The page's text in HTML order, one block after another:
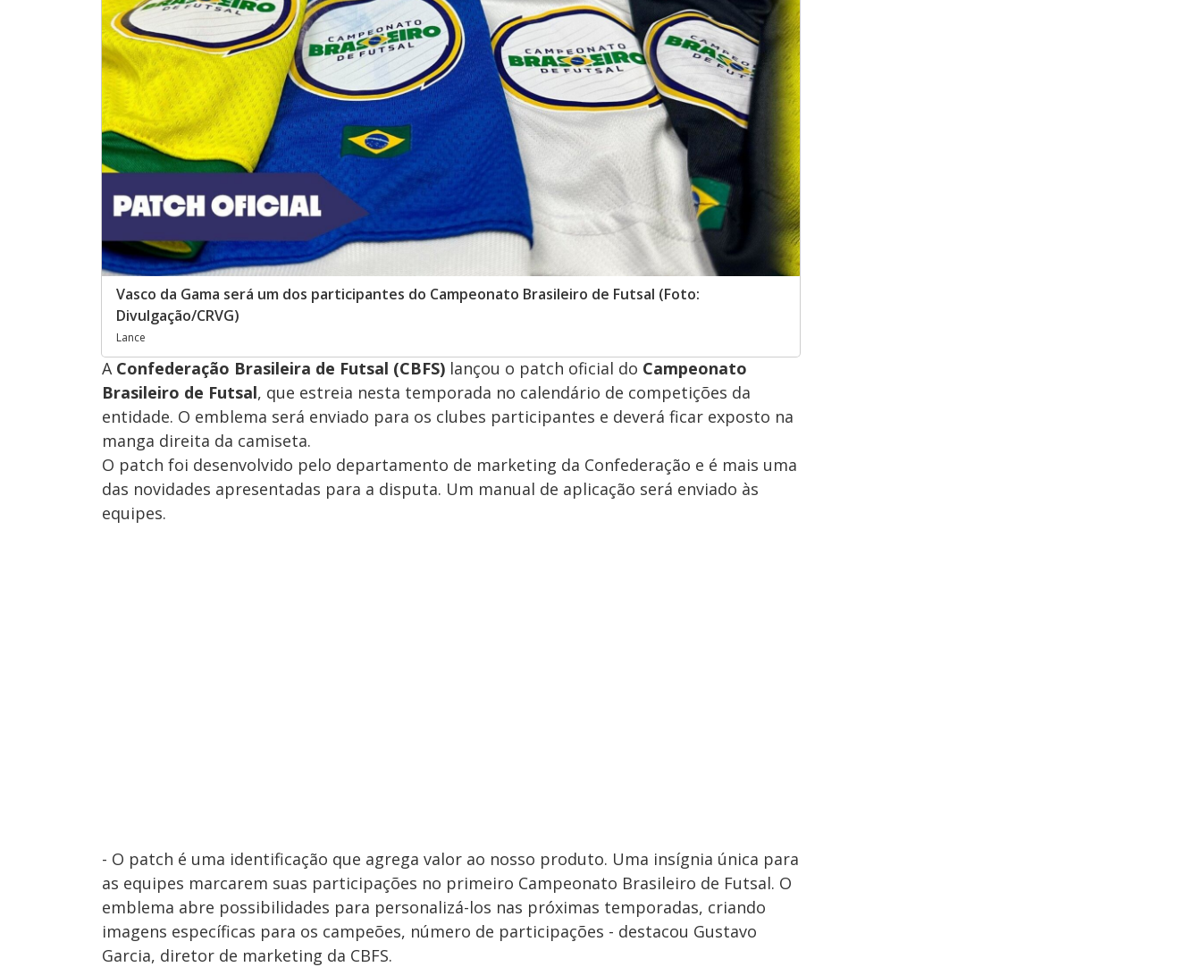
Vasco da Gama será um dos participantes do Campeonato Brasileiro de Futsal (Foto:
Divulgação/CRVG)
Lance
A Confederação Brasileira de Futsal (CBFS) lançou o patch oficial do Campeonato
Brasileiro de Futsal, que estreia nesta temporada no calendário de competições da
entidade. O emblema será enviado para os clubes participantes e deverá ficar exposto na
manga direita da camiseta.
O patch foi desenvolvido pelo departamento de marketing da Confederação e é mais uma
das novidades apresentadas para a disputa. Um manual de aplicação será enviado às
equipes.
- O patch é uma identificação que agrega valor ao nosso produto. Uma insígnia única para
as equipes marcarem suas participações no primeiro Campeonato Brasileiro de Futsal. O
emblema abre possibilidades para personalizá-los nas próximas temporadas, criando
imagens específicas para os campeões, número de participações - destacou Gustavo
Garcia, diretor de marketing da CBFS.